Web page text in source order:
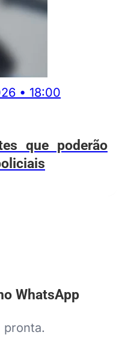
• 18:00
que poderão
WhatsApp
pronta.